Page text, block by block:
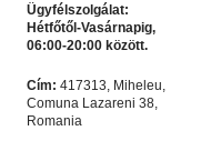
Professional Plus
Akciós termék, Microsoft
Ügyfélszolgálat:
Hétfőtől-Vasárnapig,
06:00-20:00 között.
Cím: 417313, Miheleu,
Comuna Lazareni 38,
Romania